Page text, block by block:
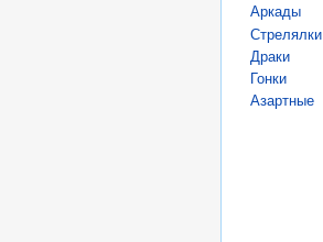
Аркады
Стрелялки
Драки
Гонки
Азартные